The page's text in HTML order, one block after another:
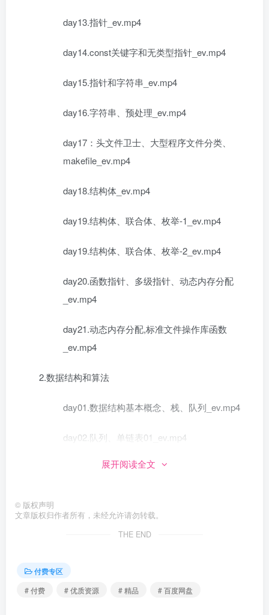
day13.指针_ev.mp4
day14.const关键字和无类型指针_ev.mp4
day15.指针和字符串_ev.mp4
day16.字符串、预处理_ev.mp4
day17：头文件卫士、大型程序文件分类、
makefile_ev.mp4
day18.结构体_ev.mp4
day19.结构体、联合体、枚举-1_ev.mp4
day19.结构体、联合体、枚举-2_ev.mp4
day20.函数指针、多级指针、动态内存分配
_ev.mp4
day21.动态内存分配,标准文件操作库函数
_ev.mp4
2.数据结构和算法
day01.数据结构基本概念、栈、队列_ev.mp4
day02.队列、单链表01_ev.mp4
day03.单链表02、双链表01_ev.mp4
day07.二叉树02_ev.mp4
展开阅读全文
© 版权声明
文章版权归作者所有，未经允许请勿转载。
THE END
付费专区
# 付费
# 优质资源 # 精品 # 百度网盘